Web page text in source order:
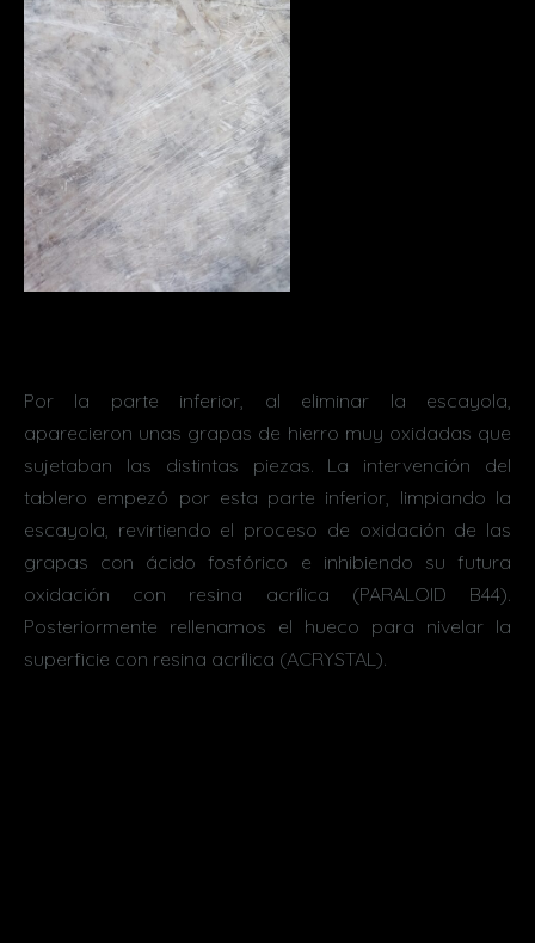
Por la parte inferior, al eliminar la escayola,
aparecieron unas grapas de hierro muy oxidadas que
sujetaban las distintas piezas. La intervención del
tablero empezó por esta parte inferior, limpiando la
escayola, revirtiendo el proceso de oxidación de las
grapas con ácido fosfórico e inhibiendo su futura
oxidación con resina acrílica (PARALOID B44).
Posteriormente rellenamos el hueco para nivelar la
superficie con resina acrílica (ACRYSTAL).